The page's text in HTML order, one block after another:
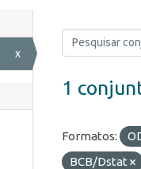
x
1
Formatos:
BCB/Dstat